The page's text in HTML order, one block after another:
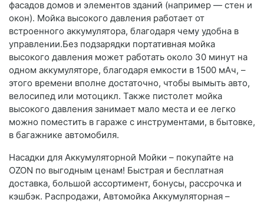
фасадов домов и элементов зданий (например — стен и
окон). Мойка высокого давления работает от
встроенного аккумулятора, благодаря чему удобна в
управлении.Без подзарядки портативная мойка
высокого давления может работать около 30 минут на
одном аккумуляторе, благодаря емкости в 1500 мАч, –
этого времени вполне достаточно, чтобы вымыть авто,
велосипед или мотоцикл. Также пистолет мойка
высокого давления занимает мало места и ее легко
можно поместить в гараже с инструментами, в бытовке,
в багажнике автомобиля.
Насадки для Аккумуляторной Мойки – покупайте на
OZON по выгодным ценам! Быстрая и бесплатная
доставка, большой ассортимент, бонусы, рассрочка и
кэшбэк. Распродажи, Автомойка Аккумуляторная –